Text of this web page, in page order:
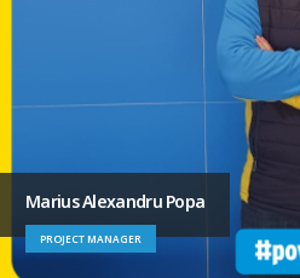
Marius Alexandru Popa
PROJECT MANAGER